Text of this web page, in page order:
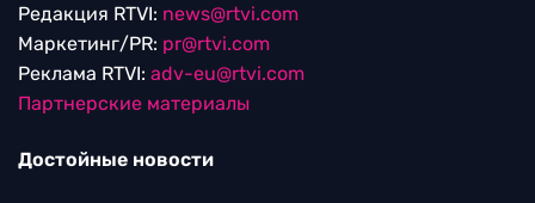
Редакция RTVI: news@rtvi.com
Маркетинг/PR: pr@rtvi.com
Реклама RTVI: adv-eu@rtvi.com
Партнерские материалы
Достойные новости